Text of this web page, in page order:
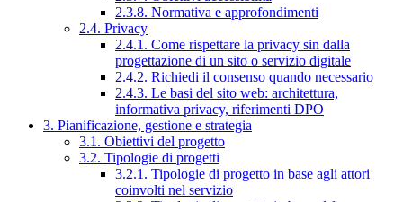
2.3.8. Normativa e approfondimenti
2.4. Privacy
2.4.1. Come rispettare la privacy sin dalla
progettazione di un sito o servizio digitale
2.4.2. Richiedi il consenso quando necessario
2.4.3. Le basi del sito web: architettura,
informativa privacy, riferimenti DPO
3. Pianificazione, gestione e strategia
3.1. Obiettivi del progetto
3.2. Tipologie di progetti
3.2.1. Tipologie di progetto in base agli attori
coinvolti nel servizio